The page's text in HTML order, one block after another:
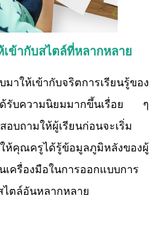
ข้ากับสไตล์ที่หลากหลาย
าให้เข้ากับจริตการเรียนรู้ของ
ด้รับความนิยมมากขึ้นเรื่อย ๆ
บถามให้ผู้เรียนก่อนจะเริ่ม
ห้คุณครูได้รู้ข้อมูลภูมิหลังของผู้
เครื่องมือในการออกแบบการ
ไตล์อันหลากหลาย